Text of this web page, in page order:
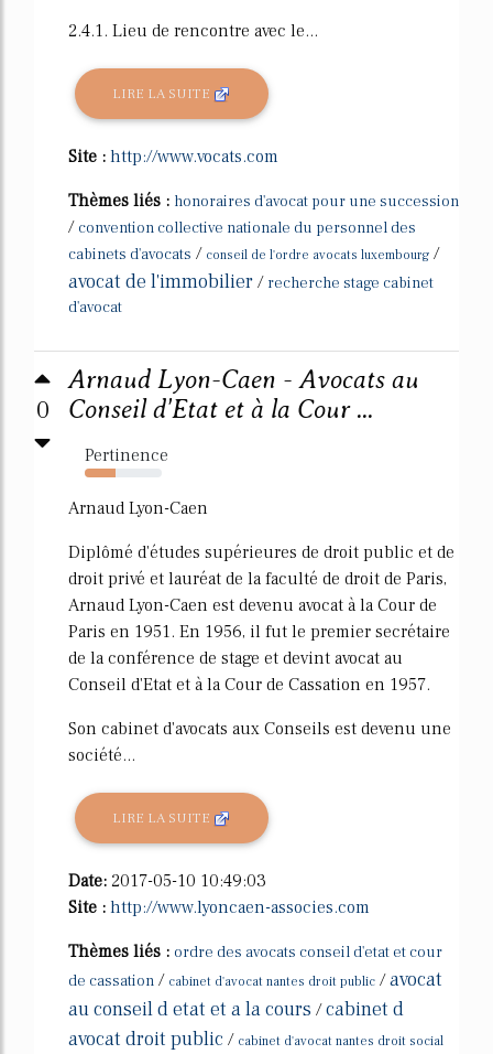
2.4.1. Lieu de rencontre avec le...
LIRE LA SUITE
Site : http://www.vocats.com
Thèmes liés : honoraires d'avocat pour une succession
/ convention collective nationale du personnel des
cabinets d'avocats / conseil de l'ordre avocats luxembourg /
avocat de l'immobilier / recherche stage cabinet
d'avocat
0
Arnaud Lyon-Caen - Avocats au
Conseil d'Etat et à la Cour ...
Pertinence
40%
Arnaud Lyon-Caen
Diplômé d'études supérieures de droit public et de
droit privé et lauréat de la faculté de droit de Paris,
Arnaud Lyon-Caen est devenu avocat à la Cour de
Paris en 1951. En 1956, il fut le premier secrétaire
de la conférence de stage et devint avocat au
Conseil d'Etat et à la Cour de Cassation en 1957.
Son cabinet d'avocats aux Conseils est devenu une
société...
LIRE LA SUITE
Date: 2017-05-10 10:49:03
Site : http://www.lyoncaen-associes.com
Thèmes liés : ordre des avocats conseil d'etat et cour
de cassation / cabinet d'avocat nantes droit public /avocat
au conseil d etat et a la cours /cabinet d
avocat droit public / cabinet d'avocat nantes droit social